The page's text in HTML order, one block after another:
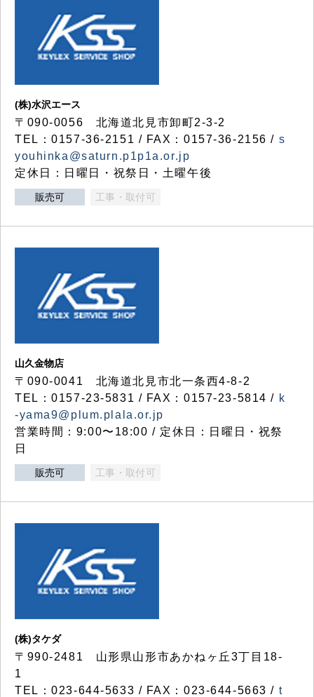
(株)水沢エース
〒090-0056 北海道北見市卸町2-3-2
TEL：0157-36-2151 / FAX：0157-36-2156 / s
youhinka@saturn.p1p1a.or.jp
定休日：日曜日・祝祭日・土曜午後
販売可 工事・取付可
山久金物店
〒090-0041 北海道北見市北一条西4-8-2
TEL：0157-23-5831 / FAX：0157-23-5814 / k
-yama9@plum.plala.or.jp
営業時間：9:00〜18:00 / 定休日：日曜日・祝祭
日
販売可 工事・取付可
(株)タケダ
〒990-2481 山形県山形市あかねヶ丘3丁目18-
1
TEL：023-644-5633 / FAX：023-644-5663 / t